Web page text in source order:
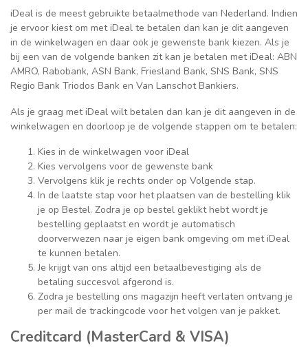
iDeal is de meest gebruikte betaalmethode van Nederland. Indien
je ervoor kiest om met iDeal te betalen dan kan je dit aangeven
in de winkelwagen en daar ook je gewenste bank kiezen. Als je
bij een van de volgende banken zit kan je betalen met iDeal: ABN
AMRO, Rabobank, ASN Bank, Friesland Bank, SNS Bank, SNS
Regio Bank Triodos Bank en Van Lanschot Bankiers.
Als je graag met iDeal wilt betalen dan kan je dit aangeven in de
winkelwagen en doorloop je de volgende stappen om te betalen:
Kies in de winkelwagen voor iDeal
Kies vervolgens voor de gewenste bank
Vervolgens klik je rechts onder op Volgende stap.
In de laatste stap voor het plaatsen van de bestelling klik
je op Bestel. Zodra je op bestel geklikt hebt wordt je
bestelling geplaatst en wordt je automatisch
doorverwezen naar je eigen bank omgeving om met iDeal
te kunnen betalen.
Je krijgt van ons altijd een betaalbevestiging als de
betaling succesvol afgerond is.
Zodra je bestelling ons magazijn heeft verlaten ontvang je
per mail de trackingcode voor het volgen van je pakket.
Creditcard (MasterCard & VISA)